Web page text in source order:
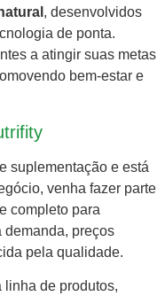
, desenvolvidos
de ponta.
a atingir suas metas
bem-estar e
suplementação e está
venha fazer parte
completo para
demanda, preços
pela qualidade.
linha de produtos,